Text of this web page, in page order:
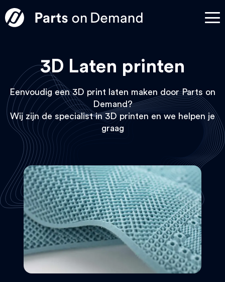
3D Laten printen
Eenvoudig een 3D print laten maken door Parts on
Demand?
Wij zijn de specialist in 3D printen en we helpen je
graag